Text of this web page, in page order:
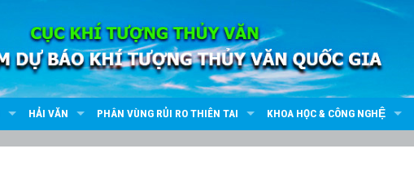
HẢI VĂN PHÂN VÙNG RỦI RO THIÊN TAI KHOA HỌC & CÔNG NGHỆ